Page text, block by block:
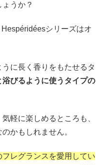
うか？
シリーズはオ
に長く香りをもたせるタ
びるように使うタイプの
軽に楽しめるところも、
かもしれません。
レグランスを愛用してい